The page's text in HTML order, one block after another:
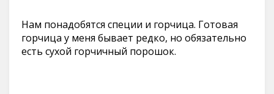
Нам понадобятся специи и горчица. Готовая
горчица у меня бывает редко, но обязательно
есть сухой горчичный порошок.